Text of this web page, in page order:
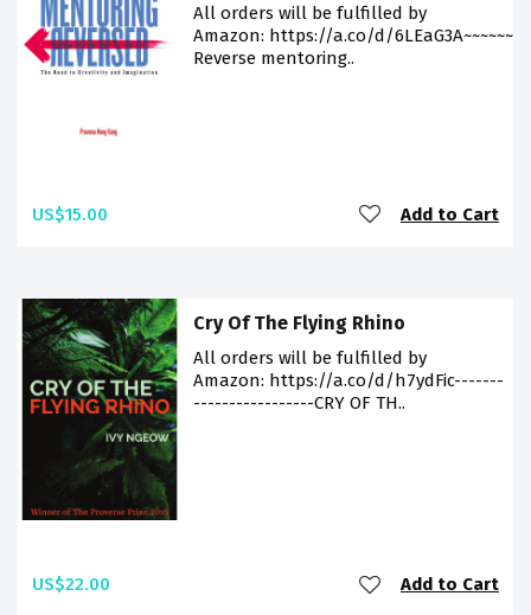
All orders will be fulfilled by
Amazon: https://a.co/d/6LEaG3A~~~~~~
Reverse mentoring..
US$15.00 Add to Cart
Cry Of The Flying Rhino
All orders will be fulfilled by
Amazon: https://a.co/d/h7ydFic-------
-----------------CRY OF TH..
US$22.00 Add to Cart